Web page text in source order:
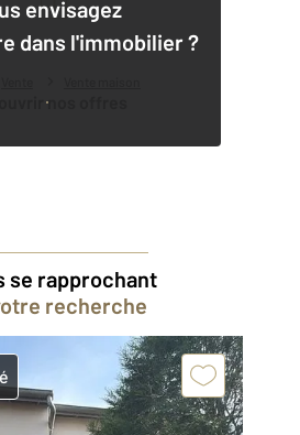
envisagez
dans l'immobilier ?
nos offres
se rapprochant
recherche